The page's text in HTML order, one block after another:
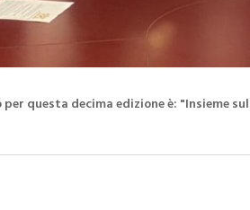
questa decima edizione è: "Insieme